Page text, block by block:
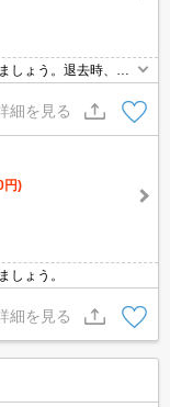
しょう。退去時、エ
。システムキッチン
!。
細を見る
円)
しょう。
細を見る